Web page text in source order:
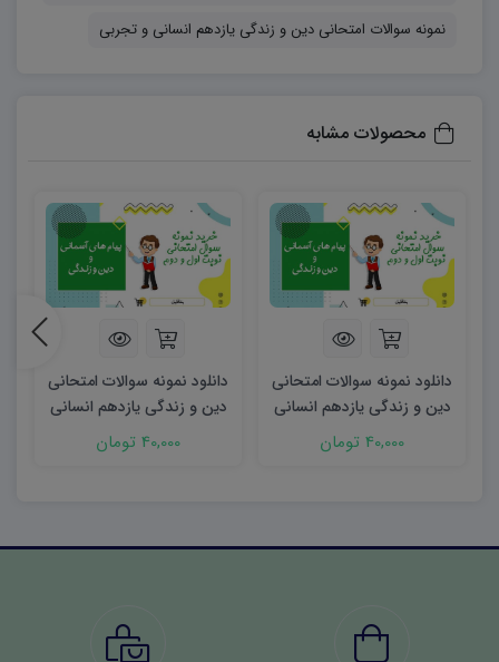
نمونه سوالات امتحانی دین و زندگی یازدهم انسانی و تجربی
محصولات مشابه
دانلود نمونه سوالات امتحانی
دین و زندگی یازدهم انسانی
نوبت اول ۱۴۰۳ word
40,000 تومان
دانلود نمونه سوالات امتحانی
دین و زندگی یازدهم انسانی
و تجربی word (نوبت اول)
۱۴۰۲
40,000 تومان